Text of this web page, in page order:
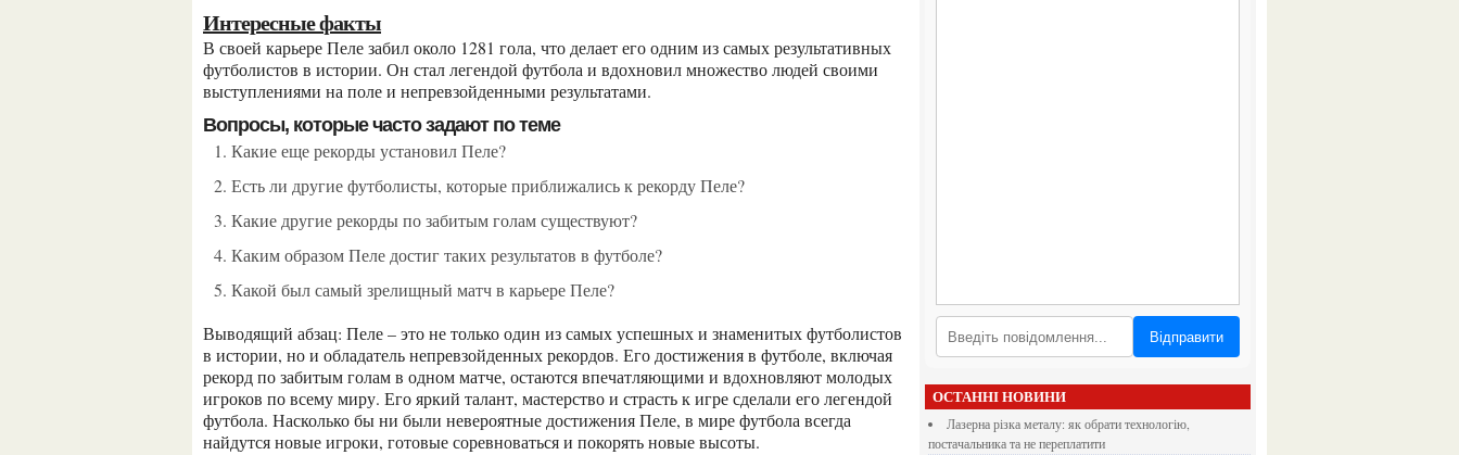
Интересные факты
В своей карьере Пеле забил около 1281 гола, что делает его одним из самых результативных
футболистов в истории. Он стал легендой футбола и вдохновил множество людей своими
выступлениями на поле и непревзойденными результатами.
Вопросы, которые часто задают по теме
Какие еще рекорды установил Пеле?
Есть ли другие футболисты, которые приближались к рекорду Пеле?
Какие другие рекорды по забитым голам существуют?
Каким образом Пеле достиг таких результатов в футболе?
Какой был самый зрелищный матч в карьере Пеле?
Выводящий абзац: Пеле – это не только один из самых успешных и знаменитых футболистов
в истории, но и обладатель непревзойденных рекордов. Его достижения в футболе, включая
рекорд по забитым голам в одном матче, остаются впечатляющими и вдохновляют молодых
игроков по всему миру. Его яркий талант, мастерство и страсть к игре сделали его легендой
футбола. Насколько бы ни были невероятные достижения Пеле, в мире футбола всегда
найдутся новые игроки, готовые соревноваться и покорять новые высоты.
Відправити
ОСТАННІ НОВИНИ
Лазерна різка металу: як обрати технологію,
постачальника та не переплатити